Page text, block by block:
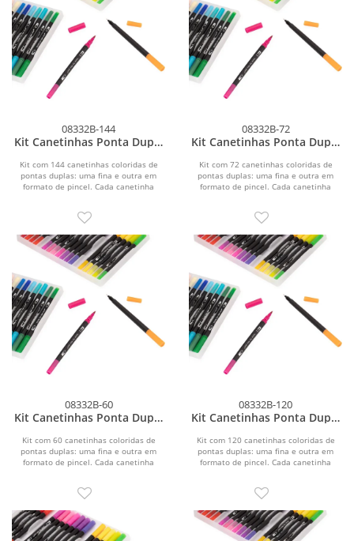
08332B-144
Kit Canetinhas Ponta Dupla
Kit com 144 canetinhas coloridas de
pontas duplas: uma fina e outra em
formato de pincel. Cada canetinha
08332B-72
Kit Canetinhas Ponta Dupla
Kit com 72 canetinhas coloridas de
pontas duplas: uma fina e outra em
formato de pincel. Cada canetinha
08332B-60
Kit Canetinhas Ponta Dupla
Kit com 60 canetinhas coloridas de
pontas duplas: uma fina e outra em
formato de pincel. Cada canetinha
08332B-120
Kit Canetinhas Ponta Dupla
Kit com 120 canetinhas coloridas de
pontas duplas: uma fina e outra em
formato de pincel. Cada canetinha